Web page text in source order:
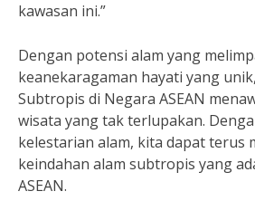
kawasan ini.”
Dengan potensi alam yang
keanekaragaman hayati yang
Subtropis di Negara ASEAN
wisata yang tak terlupakan.
kelestarian alam, kita dapat terus
keindahan alam subtropis yang
ASEAN.